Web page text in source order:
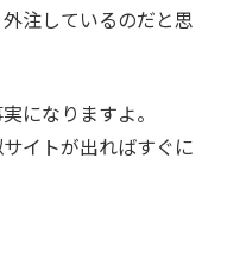
注しているのだと思
になりますよ。
イトが出ればすぐに